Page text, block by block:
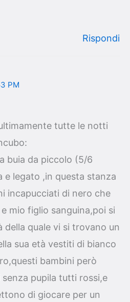
Rispondi
PM
tutte le notti
buia da piccolo (5/6
e legato ,in questa stanza
incapucciati di nero che
mio figlio sanguina,poi si
della quale vi si trovano un
sua età vestiti di bianco
bambini però
pupila tutti rossi,e
di giocare per un